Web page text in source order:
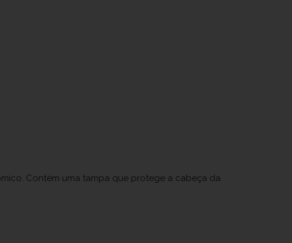
Contém uma tampa que protege a cabeça da